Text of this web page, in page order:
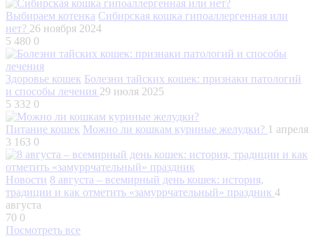
Выбираем котенка Сибирская кошка гипоаллергенная или
нет? 26 ноября 2024
5 480 0
Здоровье кошек Болезни тайских кошек: признаки патологий
и способы лечения 29 июля 2025
5 332 0
Питание кошек Можно ли кошкам куриные желудки? 1 апреля
3 163 0
Новости 8 августа – всемирный день кошек: история,
традиции и как отметить «замуррчательный» праздник 4
августа
70 0
Посмотреть все